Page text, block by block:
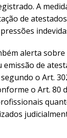
A
de
alerta sobre
emissão de
o Art.
o Art. 80